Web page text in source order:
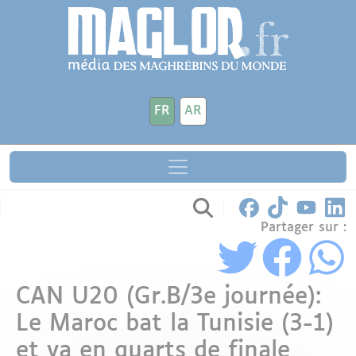
Aller au contenu principal
FR AR
Partager sur :
CAN U20 (Gr.B/3e journée):
Le Maroc bat la Tunisie (3-1)
et va en quarts de finale
Panneau de gestion des cookies